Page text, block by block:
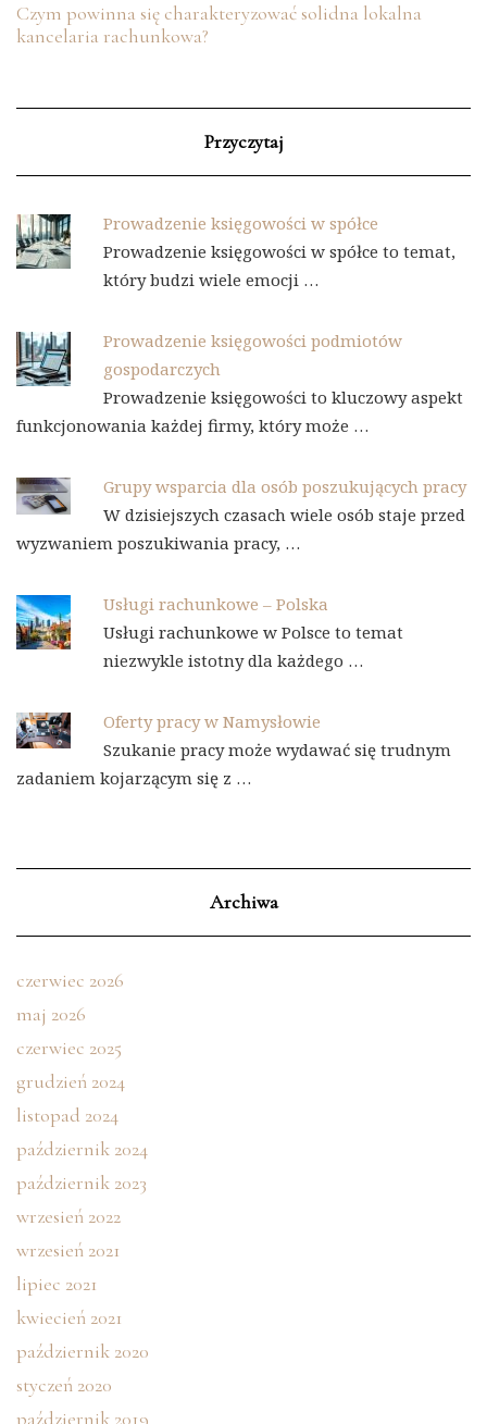
Czym powinna się charakteryzować solidna lokalna
kancelaria rachunkowa?
Przyczytaj
Prowadzenie księgowości w spółce
Prowadzenie księgowości w spółce to temat,
który budzi wiele emocji …
Prowadzenie księgowości podmiotów
gospodarczych
Prowadzenie księgowości to kluczowy aspekt
funkcjonowania każdej firmy, który może …
Grupy wsparcia dla osób poszukujących pracy
W dzisiejszych czasach wiele osób staje przed
wyzwaniem poszukiwania pracy, …
Usługi rachunkowe – Polska
Usługi rachunkowe w Polsce to temat
niezwykle istotny dla każdego …
Oferty pracy w Namysłowie
Szukanie pracy może wydawać się trudnym
zadaniem kojarzącym się z …
Archiwa
czerwiec 2026
maj 2026
czerwiec 2025
grudzień 2024
listopad 2024
październik 2024
październik 2023
wrzesień 2022
wrzesień 2021
lipiec 2021
kwiecień 2021
październik 2020
styczeń 2020
październik 2019